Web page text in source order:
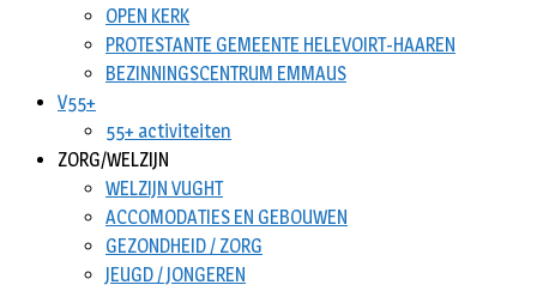
OPEN KERK
PROTESTANTE GEMEENTE HELEVOIRT-HAAREN
BEZINNINGSCENTRUM EMMAUS
V55+
55+ activiteiten
ZORG/WELZIJN
WELZIJN VUGHT
ACCOMODATIES EN GEBOUWEN
GEZONDHEID / ZORG
JEUGD / JONGEREN